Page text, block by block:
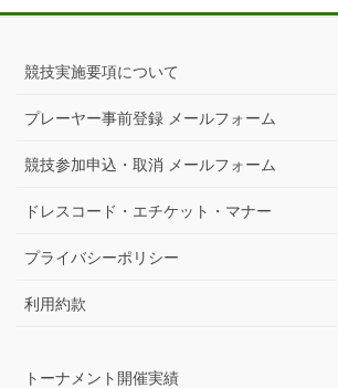
競技実施要項について
プレーヤー事前登録 メールフォーム
競技参加申込・取消 メールフォーム
ドレスコード・エチケット・マナー
プライバシーポリシー
利用約款
トーナメント開催実績